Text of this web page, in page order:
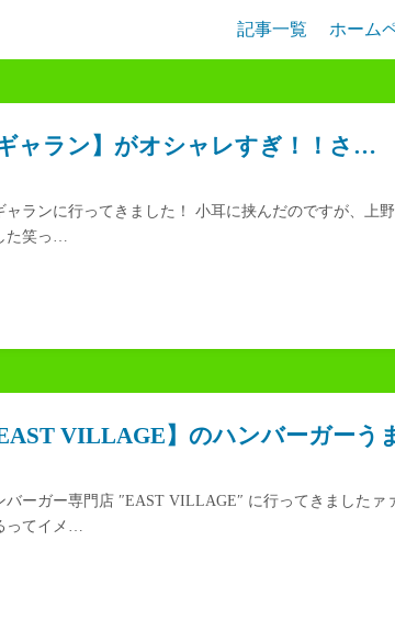
記事一覧 ホーム
ャラン】がオシャレすぎ！！さ…
ャランに行ってきました！ 小耳に挟んだのですが、上
た笑っ…
VILLAGE】のハンバーガーう
バーガー専門店 ″EAST VILLAGE″ に行ってきました
ってイメ…